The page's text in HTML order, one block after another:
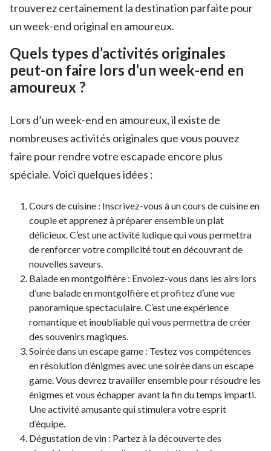
trouverez certainement la destination parfaite pour
un week-end original en amoureux.
Quels types d’activités originales
peut-on faire lors d’un week-end en
amoureux ?
Lors d’un week-end en amoureux, il existe de
nombreuses activités originales que vous pouvez
faire pour rendre votre escapade encore plus
spéciale. Voici quelques idées :
Cours de cuisine : Inscrivez-vous à un cours de cuisine en
couple et apprenez à préparer ensemble un plat
délicieux. C’est une activité ludique qui vous permettra
de renforcer votre complicité tout en découvrant de
nouvelles saveurs.
Balade en montgolfière : Envolez-vous dans les airs lors
d’une balade en montgolfière et profitez d’une vue
panoramique spectaculaire. C’est une expérience
romantique et inoubliable qui vous permettra de créer
des souvenirs magiques.
Soirée dans un escape game : Testez vos compétences
en résolution d’énigmes avec une soirée dans un escape
game. Vous devrez travailler ensemble pour résoudre les
énigmes et vous échapper avant la fin du temps imparti.
Une activité amusante qui stimulera votre esprit
d’équipe.
Dégustation de vin : Partez à la découverte des